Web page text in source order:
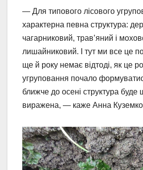
— Для типового лісового
характерна певна структура:
чагарниковий, трав’яний і
лишайниковий. І тут ми все це
ще й року немає відтоді, як це
угруповання почало
ближче до осені структура буде
виражена, — каже Анна